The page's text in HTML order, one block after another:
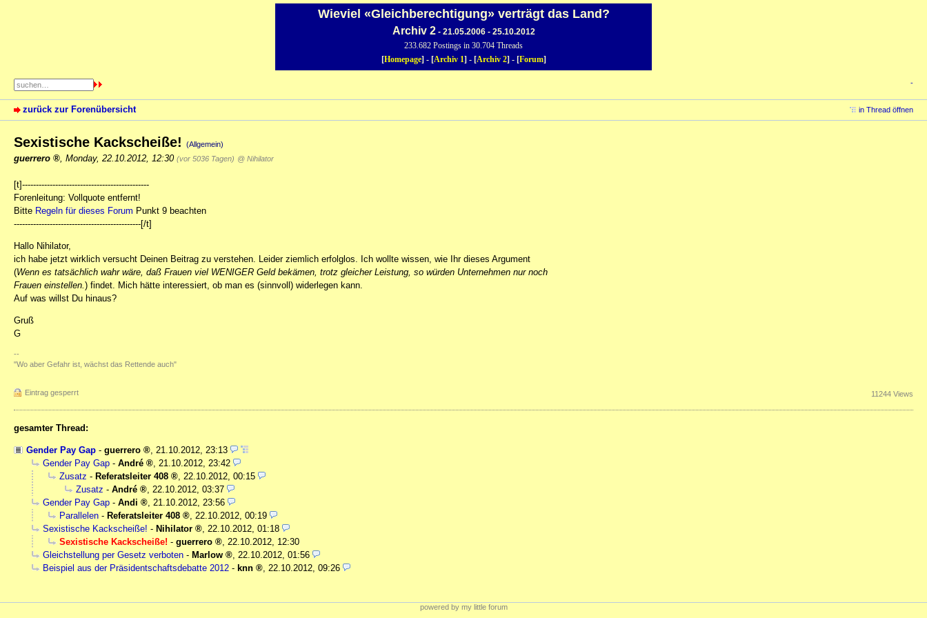
Wieviel «Gleichberechtigung» verträgt das Land?
Archiv 2- 21.05.2006 - 25.10.2012
233.682 Postings in 30.704 Threads
[Homepage] - [Archiv 1] - [Archiv 2] - [Forum]
-
zurück zur Forenübersicht in Thread öffnen
Sexistische Kackscheiße! (Allgemein)
guerrero Monday, 22.10.2012, 12:30 (vor 5036 Tagen) @ Nihilator
[t]----------------------------------------------
Forenleitung: Vollquote entfernt!
Bitte Regeln für dieses Forum Punkt 9 beachten
----------------------------------------------[/t]
Hallo Nihilator,
ich habe jetzt wirklich versucht Deinen Beitrag zu verstehen. Leider ziemlich erfolglos. Ich wollte wissen, wie Ihr dieses Argument
(Wenn es tatsächlich wahr wäre, daß Frauen viel WENIGER Geld bekämen, trotz gleicher Leistung, so würden Unternehmen nur noch
Frauen einstellen. ) findet. Mich hätte interessiert, ob man es (sinnvoll) widerlegen kann.
Auf was willst Du hinaus?
Gruß
G
--
"Wo aber Gefahr ist, wächst das Rettende auch"
Eintrag gesperrt 11244 Views
gesamter Thread:
Gender Pay Gap - guerrero , 21.10.2012, 23:13
Gender Pay Gap - André , 21.10.2012, 23:42
Zusatz - Referatsleiter 408 , 22.10.2012, 00:15
Zusatz - André , 22.10.2012, 03:37
Gender Pay Gap - Andi , 21.10.2012, 23:56
Parallelen - Referatsleiter 408 , 22.10.2012, 00:19
Sexistische Kackscheiße! - Nihilator , 22.10.2012, 01:18
Sexistische Kackscheiße! - guerrero , 22.10.2012, 12:30
Gleichstellung per Gesetz verboten - Marlow , 22.10.2012, 01:56
Beispiel aus der Präsidentschaftsdebatte 2012 - knn , 22.10.2012, 09:26
powered by my little forum